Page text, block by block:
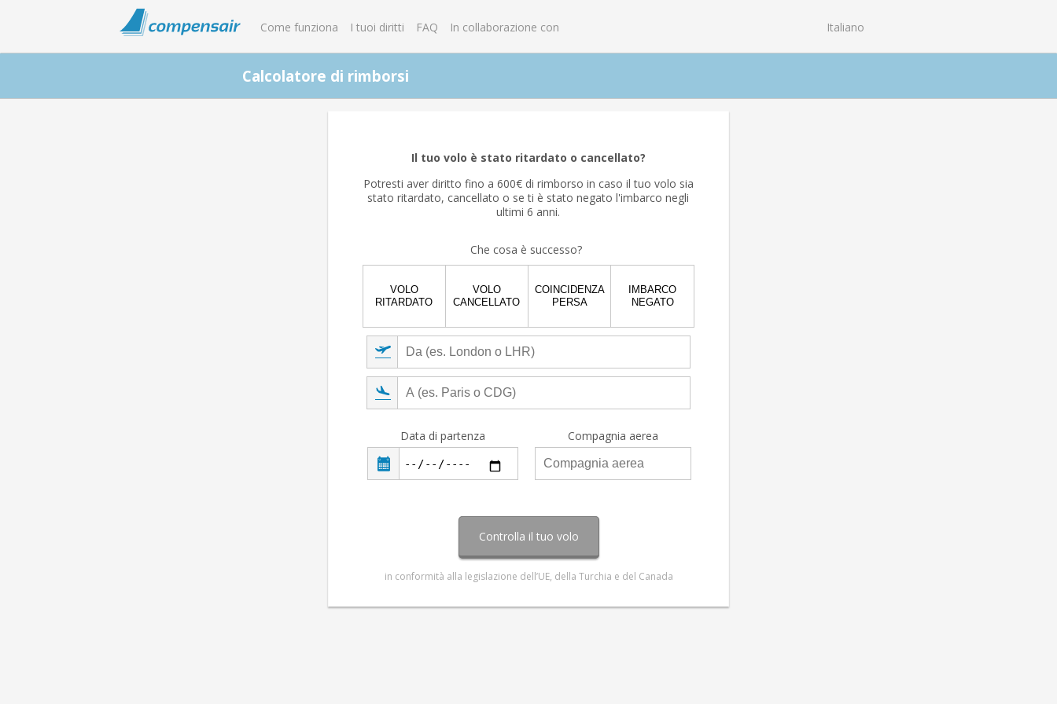
Come funziona I tuoi diritti FAQ In collaborazione con Italiano
Calcolatore di rimborsi
coronavirus?
Sì No
Il tuo volo è stato ritardato o cancellato?
Potresti aver diritto fino a 600€ di rimborso in caso il tuo volo sia
stato ritardato, cancellato o se ti è stato negato l'imbarco negli
ultimi 6 anni.
Che cosa è successo?
VOLO
RITARDATO
VOLO
CANCELLATO
COINCIDENZA
PERSA
IMBARCO
NEGATO
Data di partenza Compagnia aerea
Controlla il tuo volo
in conformità alla legislazione dell’UE, della Turchia e del Canada